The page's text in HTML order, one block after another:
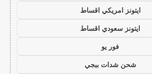
ايتونز امريكي اقساط
ايتونز سعودي اقساط
فور يو
شحن شدات ببجي